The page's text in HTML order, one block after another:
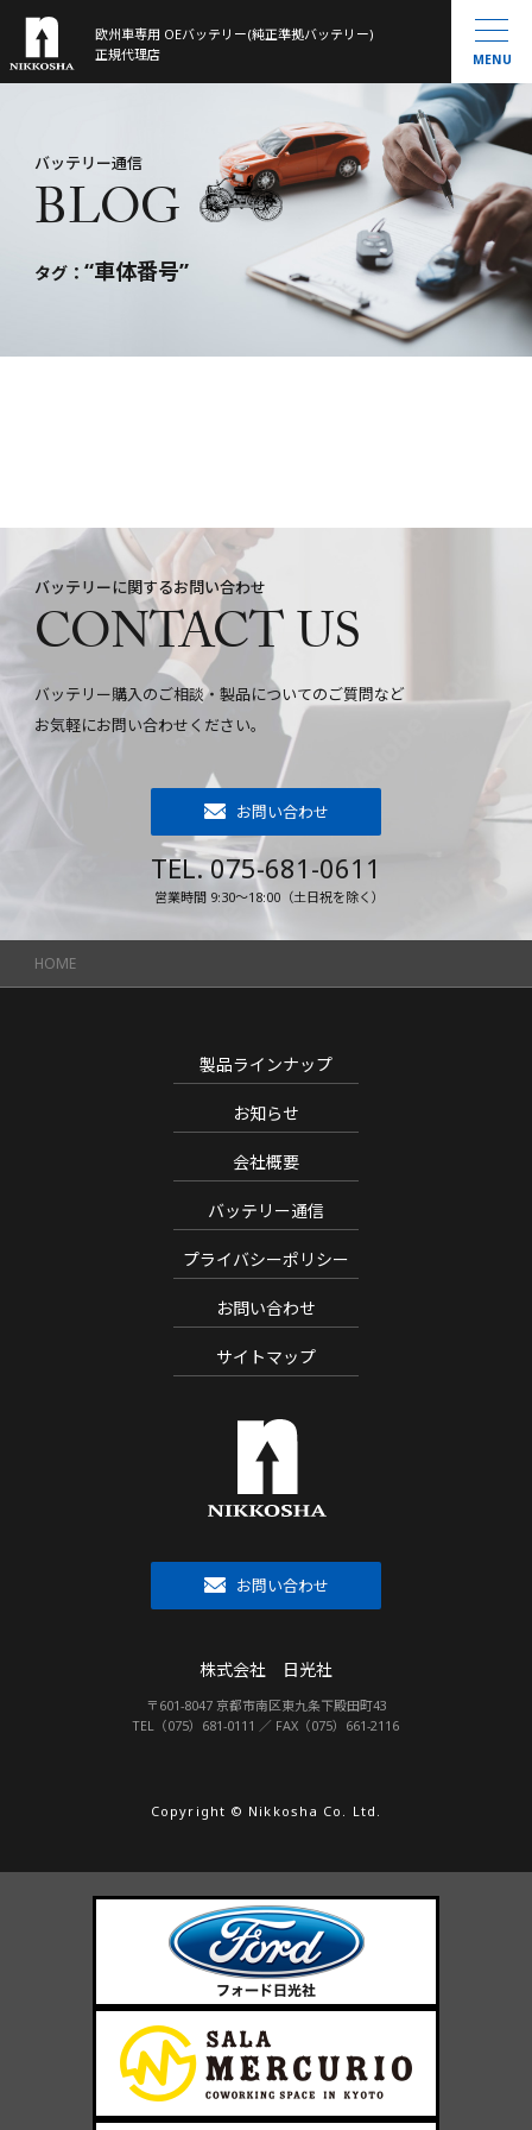
欧州車専用 OEバッテリー(純正準拠バッテリー)
正規代理店
製品ラインナップ
取扱製品一覧
MOLL
Banner
大型トラック／産業用・農機・建機用
会社概要
History
バッテリー通信
MENU
バッテリー通信
BLOG
タグ： “車体番号”
バッテリーに関するお問い合わせ
CONTACT US
バッテリー購入のご相談・製品についてのご質問など
お気軽にお問い合わせください。
お問い合わせ
TEL. 075-681-0611
営業時間 9:30～18:00（土日祝を除く）
HOME
お問い合わせ
株式会社 日光社
〒601-8047 京都市南区東九条下殿田町43
TEL（075）681-0111 ／ FAX（075）661-2116
製品ラインナップ
お知らせ
会社概要
バッテリー通信
プライバシーポリシー
お問い合わせ
サイトマップ
Copyright © Nikkosha Co. Ltd.